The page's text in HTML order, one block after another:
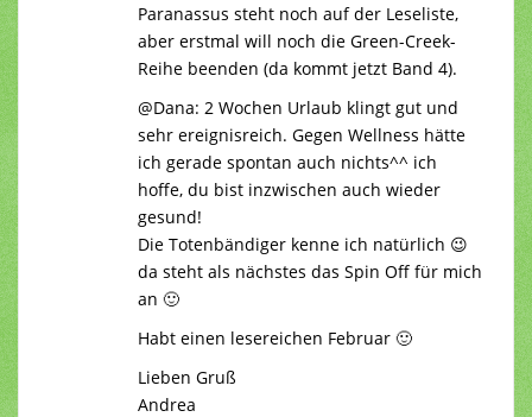
Paranassus steht noch auf der Leseliste,
aber erstmal will noch die Green-Creek-
Reihe beenden (da kommt jetzt Band 4).
@Dana: 2 Wochen Urlaub klingt gut und
sehr ereignisreich. Gegen Wellness hätte
ich gerade spontan auch nichts^^ ich
hoffe, du bist inzwischen auch wieder
gesund!
Die Totenbändiger kenne ich natürlich 😉
da steht als nächstes das Spin Off für mich
an 🙂
Habt einen lesereichen Februar 🙂
Lieben Gruß
Andrea